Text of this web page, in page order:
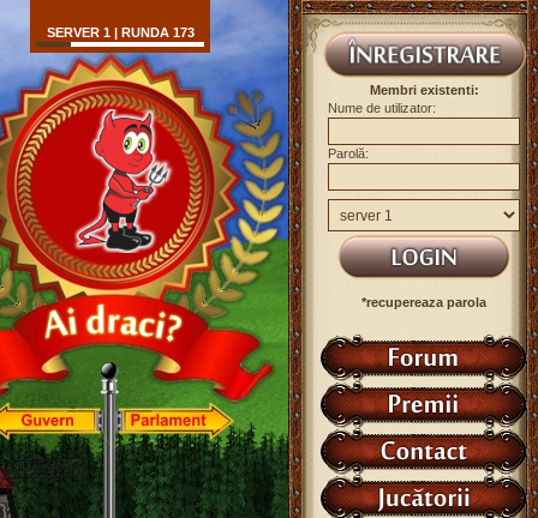
SERVER 1 | RUNDA 173
Membri existenti:
Nume de utilizator:
Parolă:
*recupereaza parola